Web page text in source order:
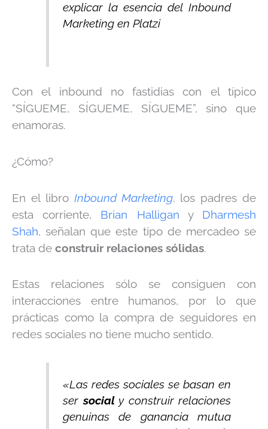
explicar la esencia del Inbound
Marketing en Platzi
Con el inbound no fastidias con el típico
“SÍGUEME, SÍGUEME, SÍGUEME”, sino que
enamoras.
¿Cómo?
En el libro Inbound Marketing, los padres de
esta corriente, Brian Halligan y Dharmesh
Shah, señalan que este tipo de mercadeo se
trata de construir relaciones sólidas.
Estas relaciones sólo se consiguen con
interacciones entre humanos, por lo que
prácticas como la compra de seguidores en
redes sociales no tiene mucho sentido.
«Las redes sociales se basan en
sersocialy construir relaciones
genuinas de ganancia mutua